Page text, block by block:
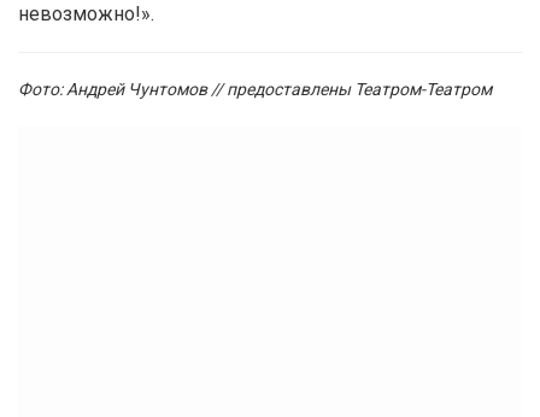
невозможно!».
Фото: Андрей Чунтомов // предоставлены Театром-Театром